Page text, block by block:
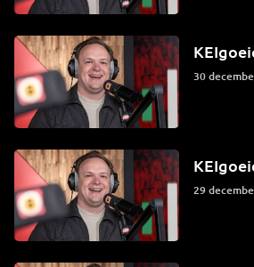
30
29